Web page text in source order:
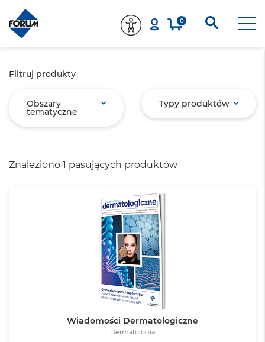
0
Filtruj produkty
Obszary
tematyczne
Typy produktów
Znaleziono 1 pasujących produktów
Wiadomości Dermatologiczne
Dermatologia